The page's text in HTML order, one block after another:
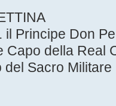
il Principe Don
Capo della Real
Sacro